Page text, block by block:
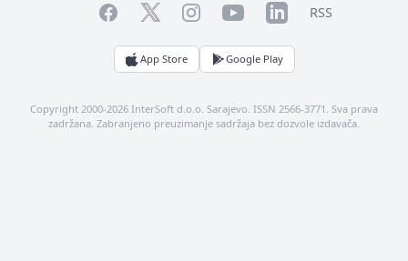
FacebookTwitterInstagramYouTubeLinkedInRSS
App Store Google Play
Copyright 2000-2026 InterSoft d.o.o. Sarajevo. ISSN 2566-3771. Sva prava
zadržana. Zabranjeno preuzimanje sadržaja bez dozvole izdavača.